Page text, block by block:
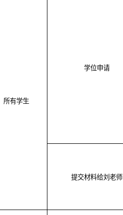
所有学生
学位申请
提交材料给刘老师